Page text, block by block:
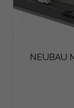
NEUBAU